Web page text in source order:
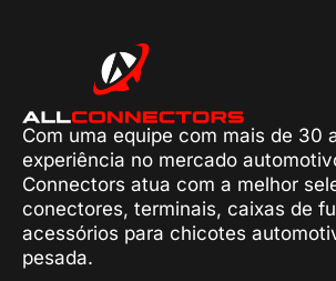
Com uma equipe com mais de 30
experiência no mercado
Connectors atua com a melhor
conectores, terminais, caixas de
acessórios para chicotes
pesada.